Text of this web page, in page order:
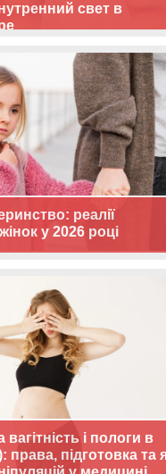
свет в
реалії
у 2026 році
і пологи в
права, підготовка та